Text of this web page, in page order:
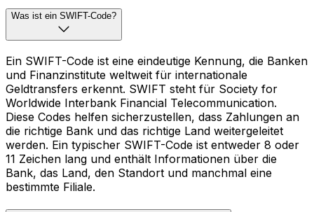
Was ist ein SWIFT-Code?
Ein SWIFT-Code ist eine eindeutige Kennung, die Banken
und Finanzinstitute weltweit für internationale
Geldtransfers erkennt. SWIFT steht für Society for
Worldwide Interbank Financial Telecommunication.
Diese Codes helfen sicherzustellen, dass Zahlungen an
die richtige Bank und das richtige Land weitergeleitet
werden. Ein typischer SWIFT-Code ist entweder 8 oder
11 Zeichen lang und enthält Informationen über die
Bank, das Land, den Standort und manchmal eine
bestimmte Filiale.